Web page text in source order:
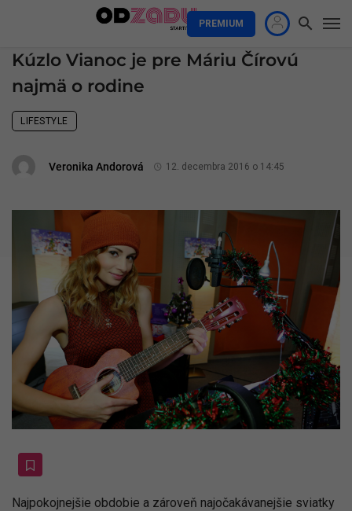
PREMIUM
Kúzlo Vianoc je pre Máriu Čírovú
najmä o rodine
LIFESTYLE
Veronika Andorová 12. decembra 2016 o 14:45
Najpokojnejšie obdobie a zároveň najočakávanejšie sviatky